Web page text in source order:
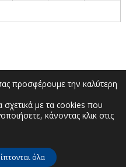
50100 | Τηλέφωνο:
Διακυβέρνησης | Περιφερειακή
προσφέρουμε την καλύτερη
σχετικά με τα cookies που
κάνοντας κλικ στις
όλα